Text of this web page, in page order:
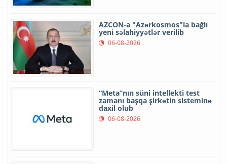
AZCON-a "Azərkosmos"la bağlı
yeni səlahiyyətlər verilib
06-08-2026
“Meta”nın süni intellekti test
zamanı başqa şirkətin sisteminə
daxil olub
06-08-2026